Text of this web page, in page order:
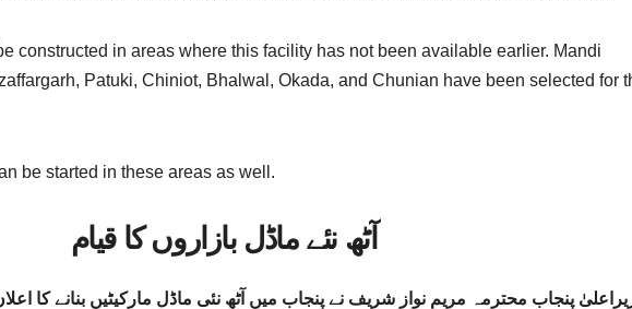
constructed in areas where this facility has not been available earlier. Mandi
Patuki, Chiniot, Bhalwal, Okada, and Chunian have been selected for
be started in these areas as well.
آٹھ نئے ماڈل بازاروں کا قیام
پنجاب محترمہ مریم نواز شریف نے پنجاب میں آٹھ نئی ماڈل مارکیٹیں بنانے کا